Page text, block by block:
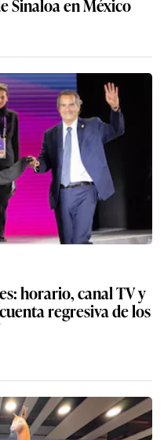
horario, canal TV y
regresiva de los